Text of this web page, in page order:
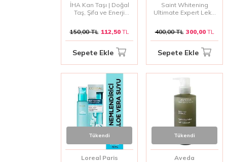
İHA Kan Taşı | Doğal
Taş, Şifa ve Enerji
150,00TL 112,50TL
Sepete Ekle
Saint Whitening
Ultimate Expert Leke
Cilt Tonu Eşitleyici
Serum
400,00TL 300,00TL
Sepete Ekle
Tükendi
Loreal Paris
Tükendi
Aveda